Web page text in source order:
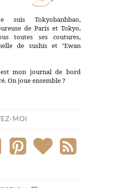
suis Tokyobanhbao,
de Paris et Tokyo,
toutes ses coutures,
de sushis et "Ewan
mon journal de bord
On joue ensemble ?
MOI